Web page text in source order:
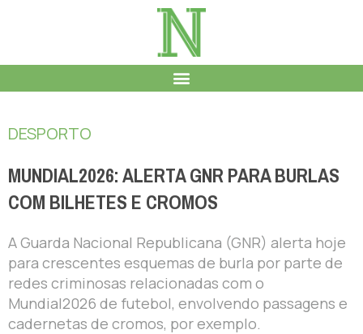
DESPORTO
MUNDIAL2026: ALERTA GNR PARA BURLAS
COM BILHETES E CROMOS
A Guarda Nacional Republicana (GNR) alerta hoje
para crescentes esquemas de burla por parte de
redes criminosas relacionadas com o
Mundial2026 de futebol, envolvendo passagens e
cadernetas de cromos, por exemplo.